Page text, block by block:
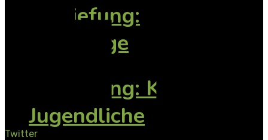
Vertiefung:
Säuglinge
Vertiefung: Kind
Jugendliche
Twitter